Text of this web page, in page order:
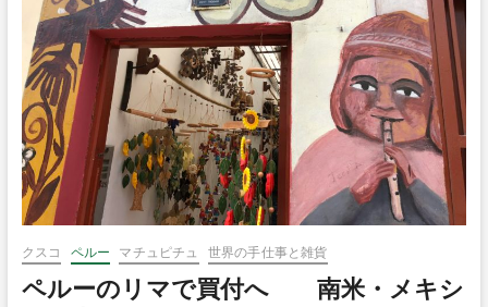
ス
コ
へ
メ
キ
シ
コ
Vol.3
クスコ ペルー マチュピチュ 世界の手仕事と雑貨
ペルーのリマで買付へ 南米・メキシ